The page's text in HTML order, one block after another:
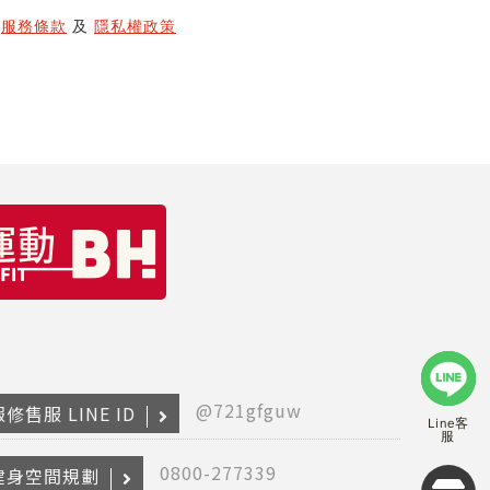
Line客
服
服務條款 及 隱私權政策
售服 LINE ID @721gfguw
空間規劃 0800-277339